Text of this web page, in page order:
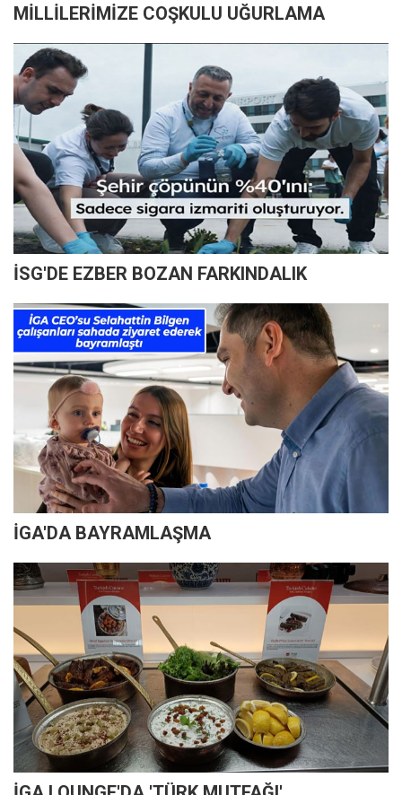
MİLLİLERİMİZE COŞKULU UĞURLAMA
İSG'DE EZBER BOZAN FARKINDALIK
İGA'DA BAYRAMLAŞMA